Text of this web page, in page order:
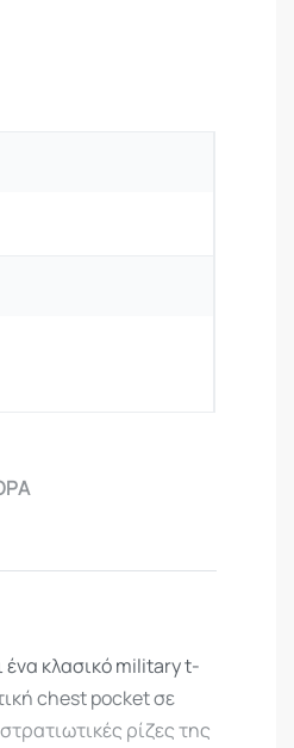
ένα κλασικό military t-
chest pocket σε
ρίζες της